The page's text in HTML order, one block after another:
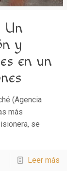
Un
y
en un
(Agencia
más
se
Leer más